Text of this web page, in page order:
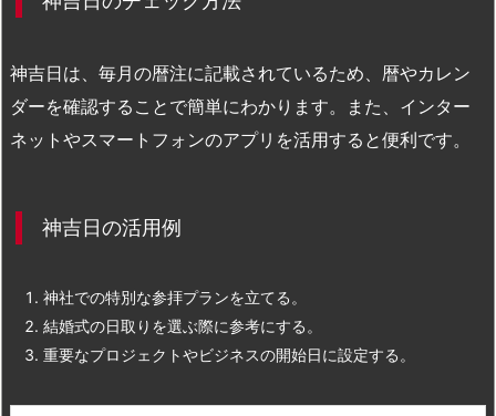
神吉日は、毎月の暦注に記載されているため、暦やカレン
ダーを確認することで簡単にわかります。また、インター
ネットやスマートフォンのアプリを活用すると便利です。
神吉日の活用例
神社での特別な参拝プランを立てる。
結婚式の日取りを選ぶ際に参考にする。
重要なプロジェクトやビジネスの開始日に設定する。